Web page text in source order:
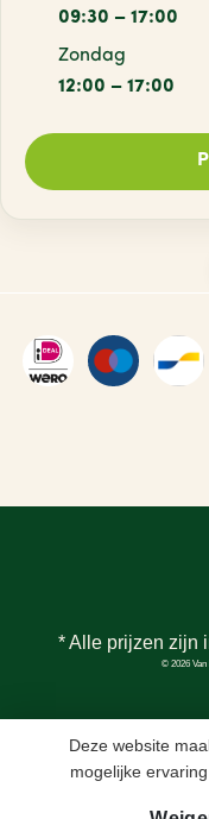
09:30 – 17:00
Zondag
12:00 – 17:00
* Alle prijzen zijn
© 2026
Deze website
mogelijke